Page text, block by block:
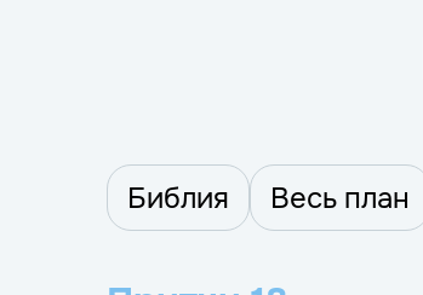
Библия Весь план